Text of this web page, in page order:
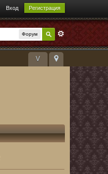
Вход Регистрация
Форум
V